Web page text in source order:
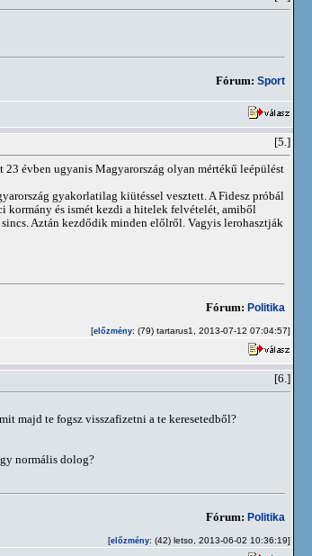
Fórum: Sport
[5.]
évben ugyanis Magyarország olyan mértékű leépülést
gyakorlatilag kiütéssel vesztett. A Fidesz próbál
kormány és ismét kezdi a hitelek felvételét, amiből
Aztán kezdődik minden előlről. Vagyis lerohasztják
Fórum: Politika
[előzmény: (79) tartarus1, 2013-07-12 07:04:57]
[6.]
majd te fogsz visszafizetni a te keresetedből?
normális dolog?
Fórum: Politika
[előzmény: (42) letso, 2013-06-02 10:36:19]